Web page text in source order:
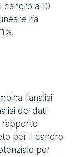
cancro a 10
ha
l'analisi
dei dati
rapporto
per il cancro
per